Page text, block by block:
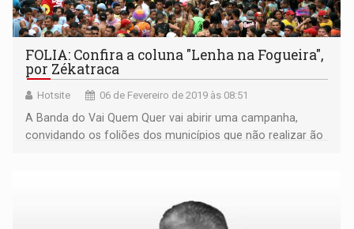
FOLIA: Confira a coluna "Lenha na Fogueira",
por Zékatraca
Hotsite 06 de Fevereiro de 2019 às 08:51
A Banda do Vai Quem Quer vai abirir uma campanha,
convidando os foliões dos municípios que não realizar ão